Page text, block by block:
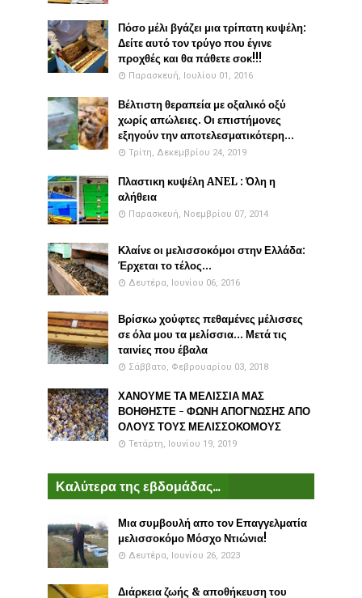
Πόσο μέλι βγάζει μια τρίπατη κυψέλη:
Δείτε αυτό τον τρύγο που έγινε
προχθές και θα πάθετε σοκ!!!
Παρασκευή, Ιουλίου 01, 2016
Βέλτιστη θεραπεία με οξαλικό οξύ
χωρίς απώλειες. Οι επιστήμονες
εξηγούν την αποτελεσματικότερη...
Τρίτη, Δεκεμβρίου 24, 2019
Πλαστικη κυψέλη ANEL : Όλη η
αλήθεια
Παρασκευή, Νοεμβρίου 07, 2014
Κλαίνε οι μελισσοκόμοι στην Ελλάδα:
Έρχεται το τέλος...
Δευτέρα, Ιουνίου 06, 2016
Βρίσκω χούφτες πεθαμένες μέλισσες
σε όλα μου τα μελίσσια... Μετά τις
ταινίες που έβαλα
Σάββατο, Φεβρουαρίου 03, 2018
ΧΑΝΟΥΜΕ ΤΑ ΜΕΛΙΣΣΙΑ ΜΑΣ
ΒΟΗΘΗΣΤΕ - ΦΩΝΗ ΑΠΟΓΝΩΣΗΣ ΑΠΟ
ΟΛΟΥΣ ΤΟΥΣ ΜΕΛΙΣΣΟΚΟΜΟΥΣ
Τετάρτη, Ιουνίου 19, 2019
Καλύτερα της εβδομάδας...
Μια συμβουλή απο τον Επαγγελματία
μελισσοκόμο Μόσχο Ντιώνια!
Δευτέρα, Ιουνίου 26, 2023
Διάρκεια ζωής & αποθήκευση του